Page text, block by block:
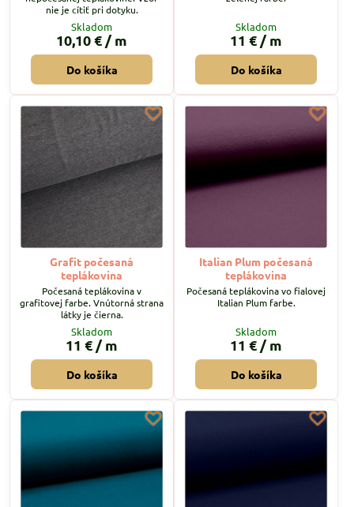
nie je cítiť pri dotyku.
Skladom
10,10 € / m
Do košíka
Skladom
11 € / m
Do košíka
Grafit počesaná
teplákovina
Počesaná teplákovina v
grafitovej farbe. Vnútorná strana
látky je čierna.
Skladom
11 € / m
Do košíka
Italian Plum počesaná
teplákovina
Počesaná teplákovina vo fialovej
Italian Plum farbe.
Skladom
11 € / m
Do košíka